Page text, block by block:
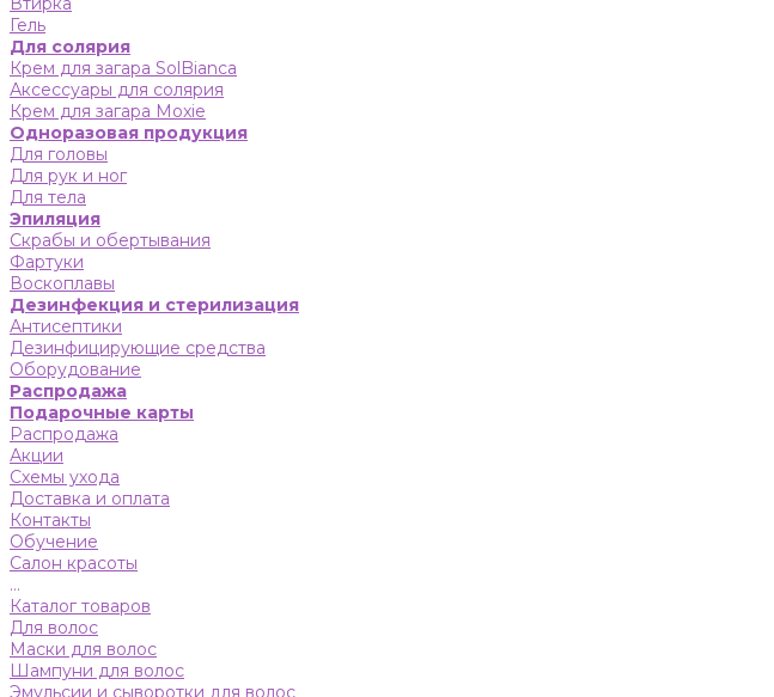
Гель
Для солярия
Крем для загара SolBianca
Аксессуары для солярия
Крем для загара Moxie
Одноразовая продукция
Для головы
Для рук и ног
Для тела
Эпиляция
Скрабы и обертывания
Фартуки
Воскоплавы
Дезинфекция и стерилизация
Антисептики
Дезинфицирующие средства
Оборудование
Распродажа
Подарочные карты
Распродажа
Акции
Схемы ухода
Доставка и оплата
Контакты
Обучение
Салон красоты
...
Каталог товаров
Для волос
Маски для волос
Шампуни для волос
Эмульсии и сыворотки для волос